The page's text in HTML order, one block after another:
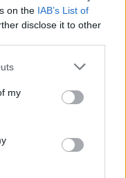
on the IAB’s List of
disclose it to other
my
τα ίδια